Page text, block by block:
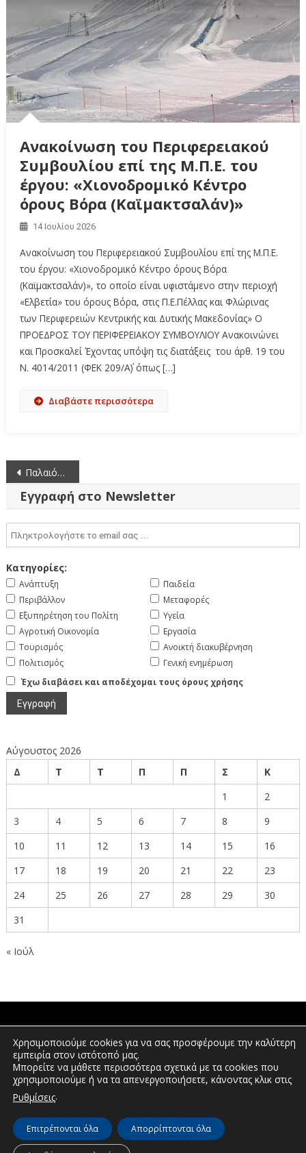
Ανακοίνωση του Περιφερειακού
Συμβουλίου επί της Μ.Π.Ε. του
έργου: «Χιονοδρομικό Κέντρο
όρους Βόρα (Καϊμακτσαλάν)»
14 Ιουλίου 2026
Ανακοίνωση του Περιφερειακού Συμβουλίου επί της Μ.Π.Ε.
του έργου: «Χιονοδρομικό Κέντρο όρους Βόρα
(Καϊμακτσαλάν)», το οποίο είναι υφιστάμενο στην περιοχή
«Ελβετία» του όρους Βόρα, στις Π.Ε.Πέλλας και Φλώρινας
των Περιφερειών Κεντρικής και Δυτικής Μακεδονίας» Ο
ΠΡΟΕΔΡΟΣ ΤΟΥ ΠΕΡΙΦΕΡΕΙΑΚΟΥ ΣΥΜΒΟΥΛΙΟΥ Ανακοινώνει
και Προσκαλεί Έχοντας υπόψη τις διατάξεις του άρθ. 19 του
Ν. 4014/2011 (ΦΕΚ 209/Α΄) όπως […]
Διαβάστε περισσότερα
Πλοήγηση
άρθρων
Παλαιότερα άρθρα
Εγγραφή στο Newsletter
Κατηγορίες:
Ανάπτυξη
Περιβάλλον
Εξυπηρέτηση του Πολίτη
Αγροτική Οικονομία
Τουρισμός
Πολιτισμός
Παιδεία
Μεταφορές
Υγεία
Εργασία
Ανοικτή διακυβέρνηση
Γενική ενημέρωση
Έχω διαβάσει και αποδέχομαι τους όρους χρήσης
Αύγουστος 2026
Δ
Τ Τ Π Π Σ
Κ
1
2
3
4 5 6 7 8
9
10
11 12 13 14 15
16
17
18 19 20 21 22
23
24
25 26 27 28 29
30
31
« Ιούλ
ΠΟΛΙΤΕΣ
ΕΠΕΝΔΥΤΕΣ
© Διεύθυνση Διαφάνειας & Ηλεκτρονικής Διακυβέρνησης | Περιφέρεια
Χρησιμοποιούμε cookies για να σας προσφέρουμε την καλύτερη
εμπειρία στον ιστότοπό μας.
Μπορείτε να μάθετε περισσότερα σχετικά με τα cookies που
χρησιμοποιούμε ή να τα απενεργοποιήσετε, κάνοντας κλικ στις
Ρυθμίσεις.
Επιτρέπονται όλα Απορρίπτονται όλα